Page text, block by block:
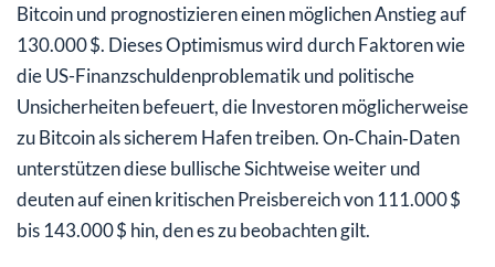
Bitcoin und prognostizieren einen möglichen Anstieg auf
130.000 $. Dieses Optimismus wird durch Faktoren wie
die US-Finanzschuldenproblematik und politische
Unsicherheiten befeuert, die Investoren möglicherweise
zu Bitcoin als sicherem Hafen treiben. On‑Chain‑Daten
unterstützen diese bullische Sichtweise weiter und
deuten auf einen kritischen Preisbereich von 111.000 $
bis 143.000 $ hin, den es zu beobachten gilt.